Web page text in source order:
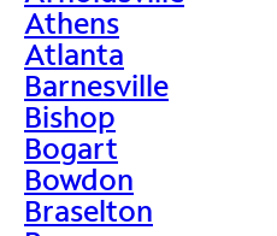
Athens
Atlanta
Barnesville
Bishop
Bogart
Bowdon
Braselton